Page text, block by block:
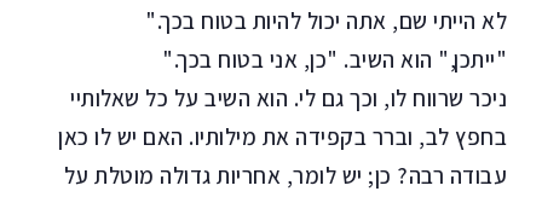
לא הייתי שם, אתה יכול להיות בטוח בכך."
"ייתכן," הוא השיב. "כן, אני בטוח בכך."
ניכר שרווח לו, וכך גם לי. הוא השיב על כל שאלותיי
בחפץ לב, וברר בקפידה את מילותיו. האם יש לו כאן
עבודה רבה? כן; יש לומר, אחריות גדולה מוטלת על